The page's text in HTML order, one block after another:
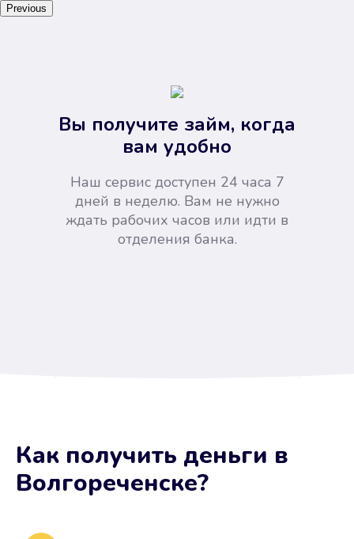
Previous
Вы получите займ, когда
вам удобно
Наш сервис доступен 24 часа 7
дней в неделю. Вам не нужно
ждать рабочих часов или идти в
отделения банка.
Не потребовались справки, залоги
и поручители. Папа вам доверяет.
Как получить деньги в
Волгореченске?